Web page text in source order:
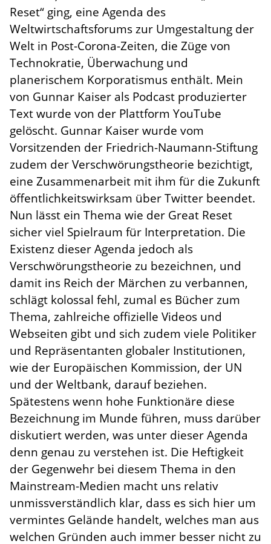
Reset“ ging, eine Agenda des
Weltwirtschaftsforums zur Umgestaltung der
Welt in Post-Corona-Zeiten, die Züge von
Technokratie, Überwachung und
planerischem Korporatismus enthält. Mein
von Gunnar Kaiser als Podcast produzierter
Text wurde von der Plattform YouTube
gelöscht. Gunnar Kaiser wurde vom
Vorsitzenden der Friedrich-Naumann-Stiftung
zudem der Verschwörungstheorie bezichtigt,
eine Zusammenarbeit mit ihm für die Zukunft
öffentlichkeitswirksam über Twitter beendet.
Nun lässt ein Thema wie der Great Reset
sicher viel Spielraum für Interpretation. Die
Existenz dieser Agenda jedoch als
Verschwörungstheorie zu bezeichnen, und
damit ins Reich der Märchen zu verbannen,
schlägt kolossal fehl, zumal es Bücher zum
Thema, zahlreiche offizielle Videos und
Webseiten gibt und sich zudem viele Politiker
und Repräsentanten globaler Institutionen,
wie der Europäischen Kommission, der UN
und der Weltbank, darauf beziehen.
Spätestens wenn hohe Funktionäre diese
Bezeichnung im Munde führen, muss darüber
diskutiert werden, was unter dieser Agenda
denn genau zu verstehen ist. Die Heftigkeit
der Gegenwehr bei diesem Thema in den
Mainstream-Medien macht uns relativ
unmissverständlich klar, dass es sich hier um
vermintes Gelände handelt, welches man aus
welchen Gründen auch immer besser nicht zu